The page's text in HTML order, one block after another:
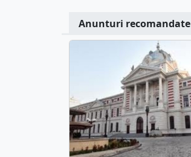
Anunturi recomandate